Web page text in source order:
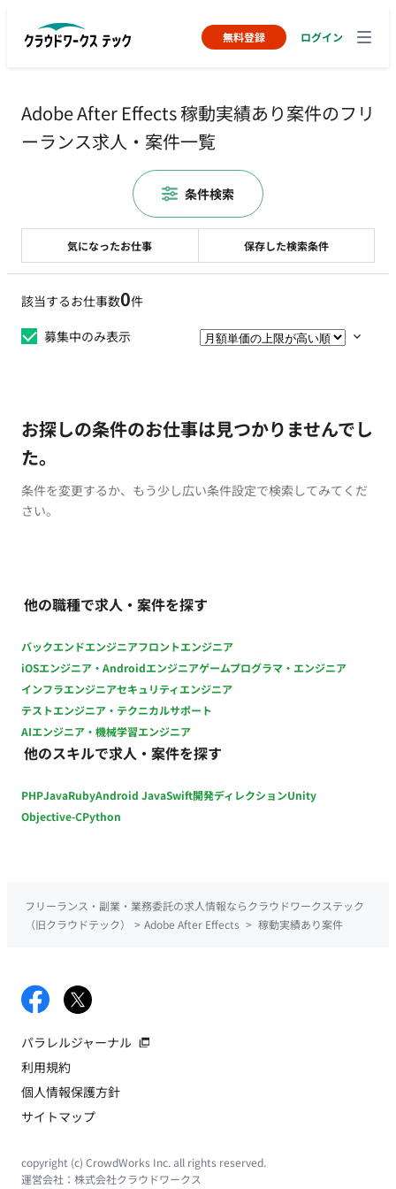
無料登録 ログイン
Adobe After Effects 稼動実績あり案件のフリ
ーランス求人・案件一覧
該当するお仕事数0件
募集中のみ表示
お探しの条件のお仕事は見つかりませんでし
た。
条件を変更するか、もう少し広い条件設定で検索してみてくだ
さい。
他の職種で求人・案件を探す
バックエンドエンジニアフロントエンジニア
iOSエンジニア・Androidエンジニアゲームプログラマ・エンジニア
インフラエンジニアセキュリティエンジニア
テストエンジニア・テクニカルサポート
AIエンジニア・機械学習エンジニア
他のスキルで求人・案件を探す
PHPJavaRubyAndroid JavaSwift開発ディレクションUnity
Objective-CPython
気になったお仕事 保存した検索条件
条件検索
フリーランス・副業・業務委託の求人情報ならクラウドワークステック
（旧クラウドテック）
> Adobe After Effects > 稼動実績あり案件
パラレルジャーナル
利用規約
個人情報保護方針
サイトマップ
copyright (c) CrowdWorks Inc. all rights reserved.
運営会社： 株式会社クラウドワークス